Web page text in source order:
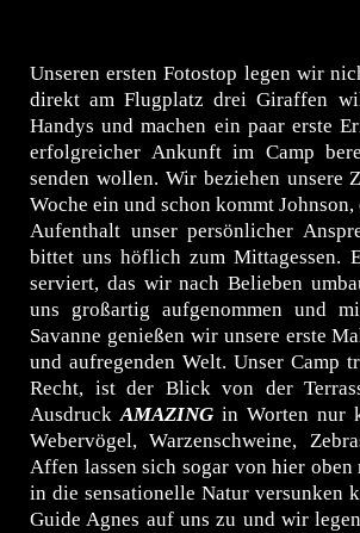
Unseren ersten Fotostop legen wir
direkt am Flugplatz drei Giraffen
Handys und machen ein paar erste
erfolgreicher Ankunft im Camp
senden wollen. Wir beziehen
Woche ein und schon kommt
Aufenthalt unser persönlicher
bittet uns höflich zum Mittagessen.
serviert, das wir nach Belieben
uns großartig aufgenommen und
Savanne genießen wir unsere erste
und aufregenden Welt. Unser Camp
Recht, ist der Blick von der
AusdruckAMAZING in Worten nur
Webervögel, Warzenschweine,
Affen lassen sich sogar von hier
in die sensationelle Natur versunken
Guide Agnes auf uns zu und wir